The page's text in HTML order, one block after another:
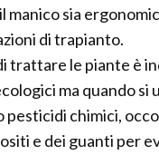
manico sia
di trapianto.
trattare le piante è
ma quando si
pesticidi chimici,
e dei guanti per